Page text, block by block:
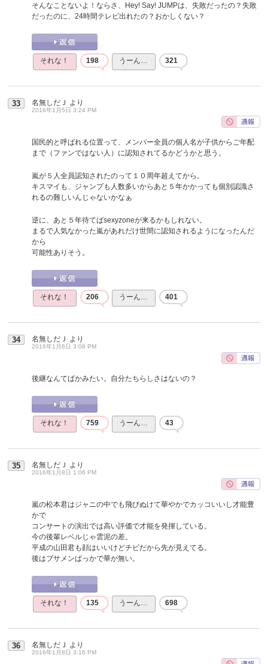
そんなことないよ！ならさ、Hey! Say! JUMPは、失敗だったの？失敗
だったのに、24時間テレビ出れたの？おかしくない？
それな！ 198 うーん… 321
33 名無しだＪ より
2016年1月5日 3:24 PM
国民的と呼ばれる位置って、メンバー全員の個人名が子供からご年配
まで（ファンではない人）に認知されてるかどうかと思う。
嵐が５人全員認知されたのって１０周年超えてから。
キスマイも、ジャンプも人数多いからあと５年かかっても個別認識さ
れるの難しいんじゃないかなぁ
逆に、あと５年待てばsexyzoneが来るかもしれない。
まるで人気なかった嵐があれだけ世間に認知されるようになったんだ
から
可能性ありそう。
それな！ 206 うーん… 401
34 名無しだＪ より
2016年1月6日 3:08 PM
後継なんてばかみたい。自分たちらしさはないの？
それな！ 759 うーん… 43
35 名無しだＪ より
2016年1月8日 1:06 PM
嵐の松本君はジャニの中でも飛びぬけて華やかでカッコいいし才能豊
かで
コンサートの演出では高い評価で才能を発揮している。
今の後輩レベルじゃ雲泥の差。
平成の山田君も顔はいいけどチビだから先が見えてる。
後はブサメンばっかで華が無い。
それな！ 135 うーん… 698
36 名無しだＪ より
2016年1月8日 3:16 PM